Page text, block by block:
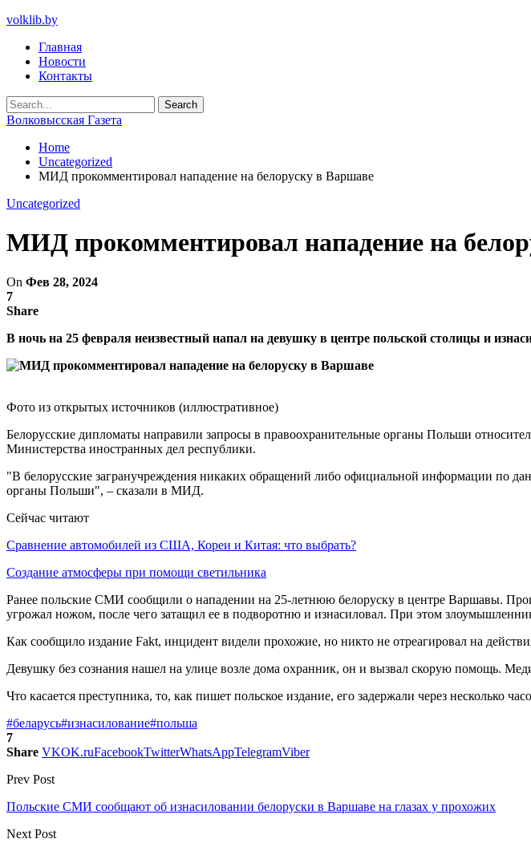
volklib.by
Главная
Новости
Контакты
Волковысская Газета
Home
Uncategorized
МИД прокомментировал нападение на белоруску в Варшаве
Uncategorized
МИД прокомментировал нападение на
On Фев 28, 2024
7
Share
В ночь на 25 февраля неизвестный напал на девушку в центре польской столицы и
Фото из открытых источников (иллюстративное)
Белорусские дипломаты направили запросы в правоохранительные органы Польши
Министерства иностранных дел республики.
"В белорусские загранучреждения никаких обращений либо официальной информации по
органы Польши", – сказали в МИД.
Сейчас читают
Сравнение автомобилей из США, Кореи и Китая: что выбрать?
Создание атмосферы при помощи светильника
Ранее польские СМИ сообщили о нападении на 25-летнюю белоруску в центре Варшавы.
угрожал ножом, после чего затащил ее в подворотню и изнасиловал. При этом
Как сообщило издание Fakt, инцидент видели прохожие, но никто не отреагировал на
Девушку без сознания нашел на улице возле дома охранник, он и вызвал скорую помощь.
Что касается преступника, то, как пишет польское издание, его задержали через несколько
#беларусь#изнасилование#польша
7
Share VKOK.ruFacebookTwitterWhatsAppTelegramViber
Prev Post
Польские СМИ сообщают об изнасиловании белоруски в Варшаве на глазах у прохожих
Next Post